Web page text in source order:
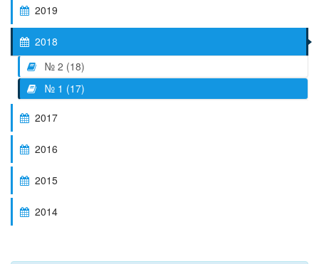
2019
2018
№ 2 (18)
№ 1 (17)
2017
2016
2015
2014